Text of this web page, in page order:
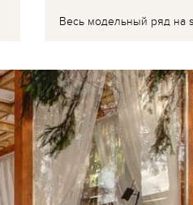
Весь модельный ряд на